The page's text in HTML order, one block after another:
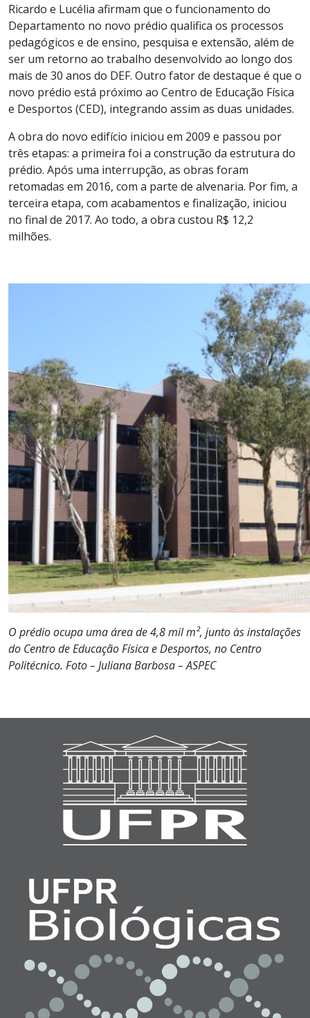
Ricardo e Lucélia afirmam que o funcionamento do
Departamento no novo prédio qualifica os processos
pedagógicos e de ensino, pesquisa e extensão, além de
ser um retorno ao trabalho desenvolvido ao longo dos
mais de 30 anos do DEF. Outro fator de destaque é que o
novo prédio está próximo ao Centro de Educação Física
e Desportos (CED), integrando assim as duas unidades.
A obra do novo edifício iniciou em 2009 e passou por
três etapas: a primeira foi a construção da estrutura do
prédio. Após uma interrupção, as obras foram
retomadas em 2016, com a parte de alvenaria. Por fim, a
terceira etapa, com acabamentos e finalização, iniciou
no final de 2017. Ao todo, a obra custou R$ 12,2
milhões.
O prédio ocupa uma área de 4,8 mil m², junto às instalações
do Centro de Educação Física e Desportos, no Centro
Politécnico. Foto – Juliana Barbosa – ASPEC